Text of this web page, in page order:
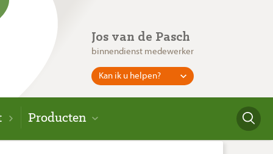
Jos van de Pasch
binnendienst medewerker
Kan ik u helpen?
Producten